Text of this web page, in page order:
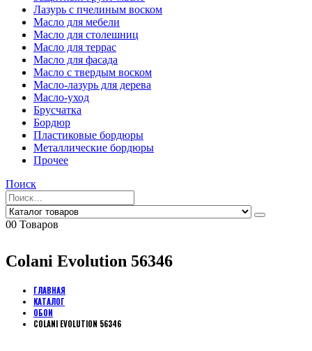
Лазурь с пчелиным воском
Масло для мебели
Масло для столешниц
Масло для террас
Масло для фасада
Масло с твердым воском
Масло-лазурь для дерева
Масло-уход
Брусчатка
Бордюр
Пластиковые бордюры
Металлические бордюры
Прочее
Поиск
00 Товаров
Colani Evolution 56346
ГЛАВНАЯ
КАТАЛОГ
ОБОИ
COLANI EVOLUTION 56346